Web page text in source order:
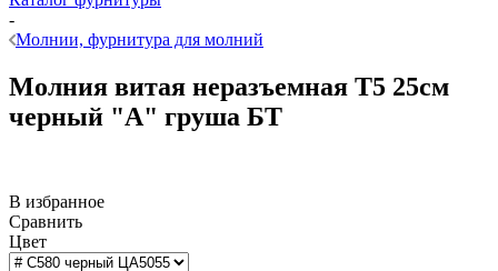
-
Молнии, фурнитура для молний
Молния витая неразъемная Т5 25см
черный "А" груша БТ
В избранное
Сравнить
Цвет